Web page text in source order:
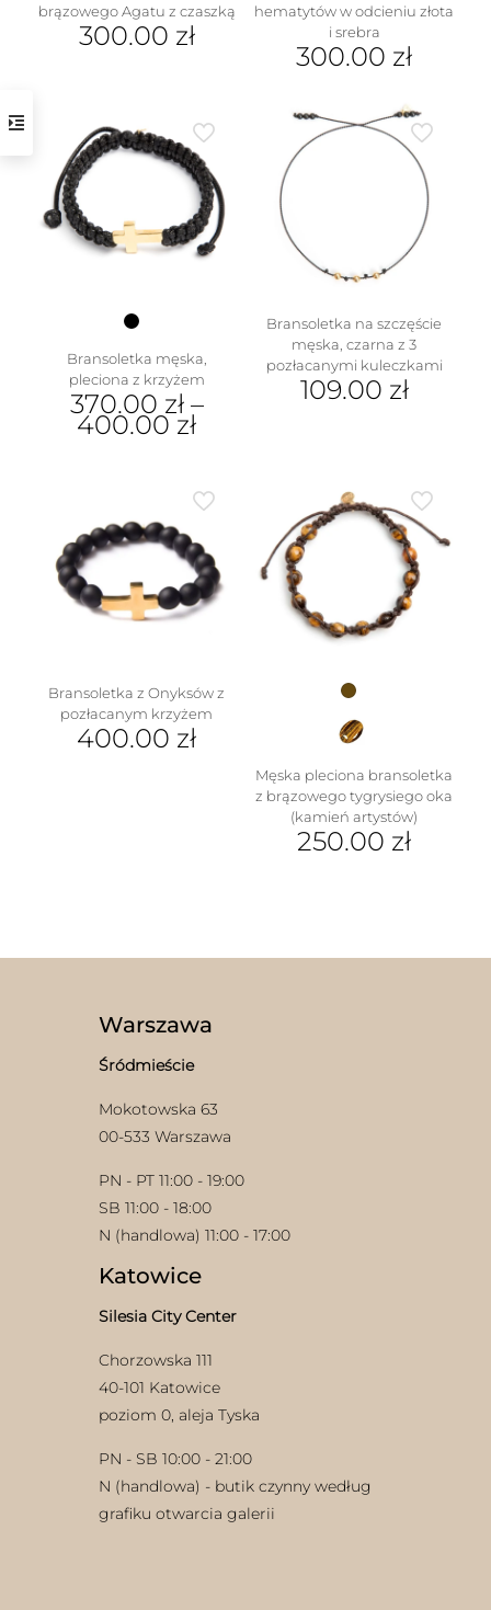
brązowego Agatu z czaszką
300.00 zł
hematytów w odcieniu złota
i srebra
300.00 zł
Bransoletka męska,
pleciona z krzyżem
370.00 zł–
400.00 zł
wariantów.
Opcje
można
wybrać
na
Bransoletka na szczęście
męska, czarna z 3
pozłacanymi kuleczkami
109.00 zł
Bransoletka z Onyksów z
pozłacanym krzyżem
400.00 zł
Męska pleciona bransoletka
z brązowego tygrysiego oka
(kamień artystów)
250.00 zł
Warszawa
Śródmieście
Mokotowska 63
00-533 Warszawa
PN - PT 11:00 - 19:00
SB 11:00 - 18:00
N (handlowa) 11:00 - 17:00
Katowice
Silesia City Center
Chorzowska 111
40-101 Katowice
poziom 0, aleja Tyska
PN - SB 10:00 - 21:00
N (handlowa) - butik czynny według
grafiku otwarcia galerii